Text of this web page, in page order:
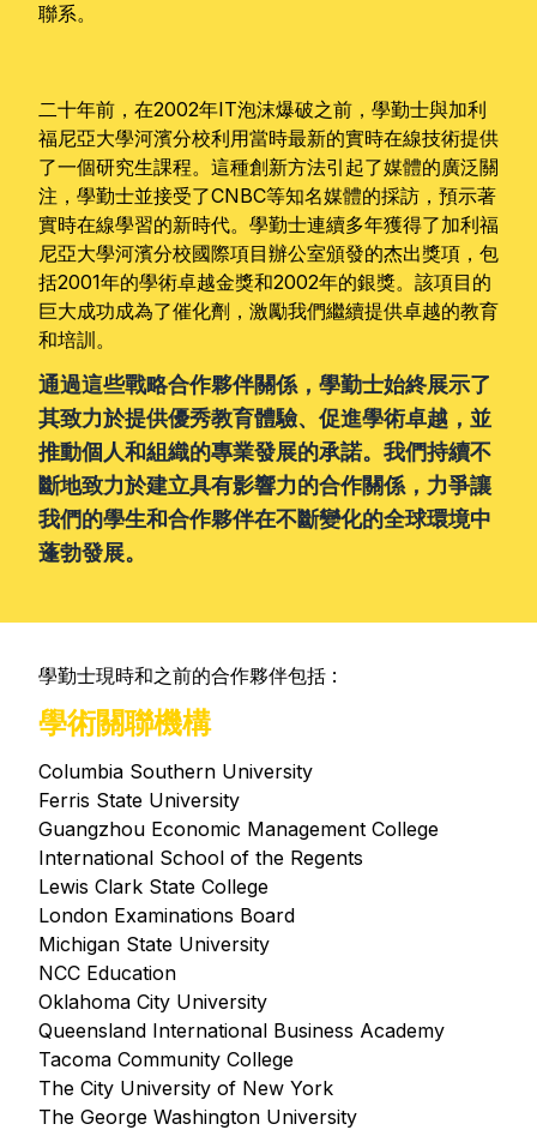
聯系。
二十年前，在2002年IT泡沫爆破之前，學勤士與加利
福尼亞大學河濱分校利用當時最新的實時在線技術提供
了一個研究生課程。這種創新方法引起了媒體的廣泛關
注，學勤士並接受了CNBC等知名媒體的採訪，預示著
實時在線學習的新時代。學勤士連續多年獲得了加利福
尼亞大學河濱分校國際項目辦公室頒發的杰出獎項，包
括2001年的學術卓越金獎和2002年的銀獎。該項目的
巨大成功成為了催化劑，激勵我們繼續提供卓越的教育
和培訓。
通過這些戰略合作夥伴關係，學勤士始終展示了
其致力於提供優秀教育體驗、促進學術卓越，並
推動個人和組織的專業發展的承諾。我們持續不
斷地致力於建立具有影響力的合作關係，力爭讓
我們的學生和合作夥伴在不斷變化的全球環境中
蓬勃發展。
學勤士現時和之前的合作夥伴包括 :
學術關聯機構
Columbia Southern University
Ferris State University
Guangzhou Economic Management College
International School of the Regents
Lewis Clark State College
London Examinations Board
Michigan State University
NCC Education
Oklahoma City University
Queensland International Business Academy
Tacoma Community College
The City University of New York
The George Washington University